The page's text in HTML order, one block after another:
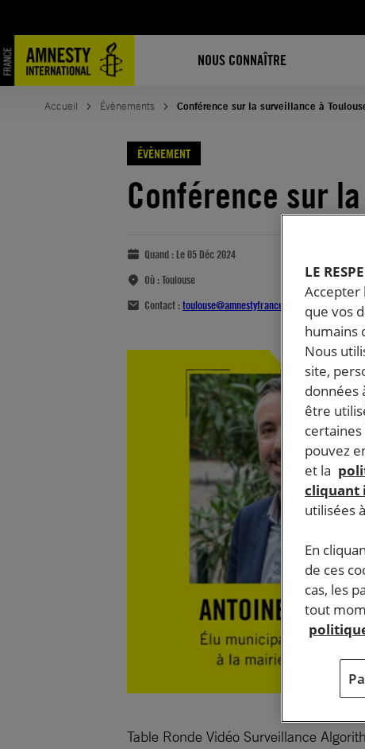
NOUS CONNAÎTRE
Accueil Évènements Conférence sur la surveillance à
ÉVÈNEMENT
Conférence sur
Quand : Le 05 Déc 2024
Où :Toulouse
Contact :toulouse@amnestyfrance.fr
Table Ronde Vidéo Surveillance
LE
Accepter
que vos
humains
Nous
site,
données
être
pouvez
et la
cliquant
utilisées
En
de ces
cas, les
tout